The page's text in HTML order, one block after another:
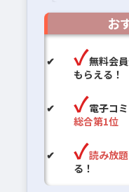
お
無料会
もらえる！
電子コ
総合第1位
読み放
る！